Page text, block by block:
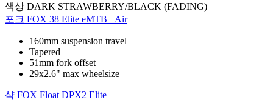
색상 DARK STRAWBERRY/BLACK (FADING)
포크 FOX 38 Elite eMTB+ Air
160mm suspension travel
Tapered
51mm fork offset
29x2.6" max wheelsize
샥 FOX Float DPX2 Elite